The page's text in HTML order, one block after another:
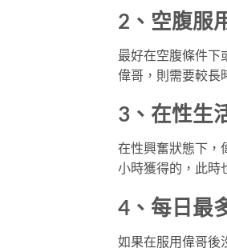
2、空腹服
最好在空腹條件下
偉哥，則需要較長
3、在性生
在性興奮狀態下，
小時獲得的，此時
4、每日最
如果在服用偉哥後